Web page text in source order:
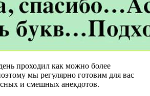
проходил как можно более
мы регулярно готовим для вас
и смешных анекдотов.